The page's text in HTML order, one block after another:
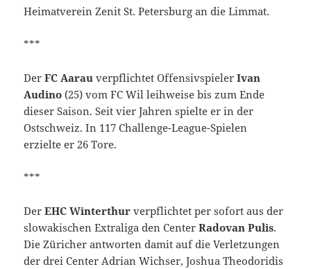
Heimatverein Zenit St. Petersburg an die Limmat.
***
DerFC Aarau verpflichtet OffensivspielerIvan
Audino (25) vom FC Wil leihweise bis zum Ende
dieser Saison. Seit vier Jahren spielte er in der
Ostschweiz. In 117 Challenge-League-Spielen
erzielte er 26 Tore.
***
DerEHC Winterthur verpflichtet per sofort aus der
slowakischen Extraliga den CenterRadovan Pulis.
Die Züricher antworten damit auf die Verletzungen
der drei Center Adrian Wichser, Joshua Theodoridis